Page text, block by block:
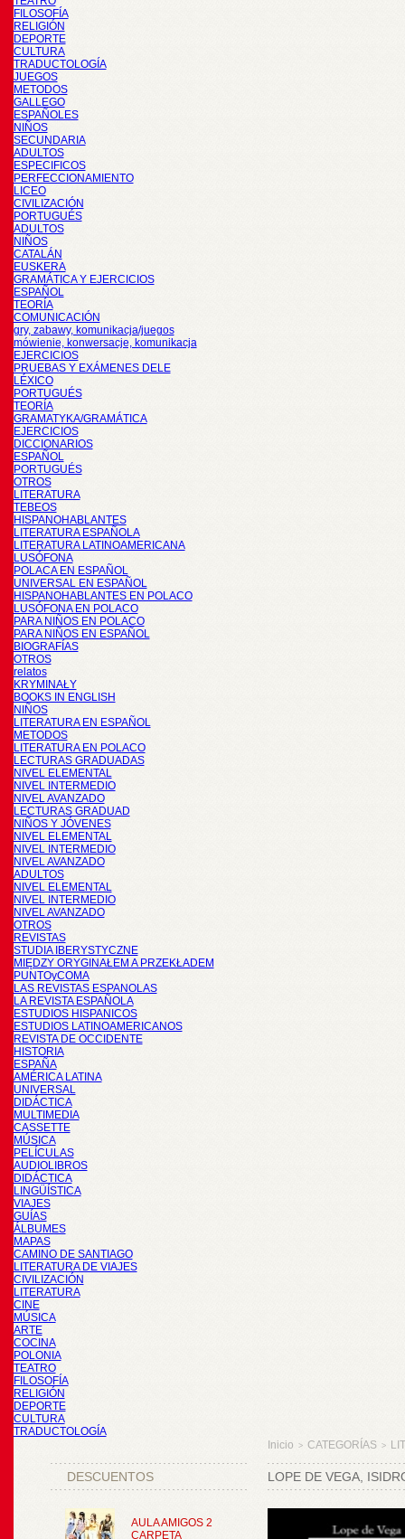
FILOSOFÍA
RELIGIÓN
DEPORTE
CULTURA
TRADUCTOLOGÍA
JUEGOS
METODOS
GALLEGO
ESPAÑOLES
NIÑOS
SECUNDARIA
ADULTOS
ESPECIFICOS
PERFECCIONAMIENTO
LICEO
CIVILIZACIÓN
PORTUGUÉS
ADULTOS
NIÑOS
CATALÁN
EUSKERA
GRAMÁTICA Y EJERCICIOS
ESPAÑOL
TEORÍA
COMUNICACIÓN
gry, zabawy, komunikacja/juegos
mówienie, konwersacje, komunikacja
EJERCICIOS
PRUEBAS Y EXÁMENES DELE
LÉXICO
PORTUGUÉS
TEORÍA
GRAMATYKA/GRAMÁTICA
EJERCICIOS
DICCIONARIOS
ESPAÑOL
PORTUGUÉS
OTROS
LITERATURA
TEBEOS
HISPANOHABLANTES
LITERATURA ESPAÑOLA
LITERATURA LATINOAMERICANA
LUSÓFONA
POLACA EN ESPAÑOL
UNIVERSAL EN ESPAÑOL
HISPANOHABLANTES EN POLACO
LUSÓFONA EN POLACO
PARA NIÑOS EN POLACO
PARA NIÑOS EN ESPAÑOL
BIOGRAFÍAS
OTROS
relatos
KRYMINAŁY
BOOKS IN ENGLISH
NIÑOS
LITERATURA EN ESPAÑOL
METODOS
LITERATURA EN POLACO
LECTURAS GRADUADAS
NIVEL ELEMENTAL
NIVEL INTERMEDIO
NIVEL AVANZADO
LECTURAS GRADUAD
NIÑOS Y JÓVENES
NIVEL ELEMENTAL
NIVEL INTERMEDIO
NIVEL AVANZADO
ADULTOS
NIVEL ELEMENTAL
NIVEL INTERMEDIO
NIVEL AVANZADO
OTROS
REVISTAS
STUDIA IBERYSTYCZNE
MIĘDZY ORYGINAŁEM A PRZEKŁADEM
PUNTOyCOMA
LAS REVISTAS ESPANOLAS
LA REVISTA ESPAÑOLA
ESTUDIOS HISPANICOS
ESTUDIOS LATINOAMERICANOS
REVISTA DE OCCIDENTE
HISTORIA
ESPAÑA
AMÉRICA LATINA
UNIVERSAL
DIDÁCTICA
MULTIMEDIA
CASSETTE
MÚSICA
PELÍCULAS
AUDIOLIBROS
DIDÁCTICA
LINGÜÍSTICA
VIAJES
GUÍAS
ÁLBUMES
MAPAS
CAMINO DE SANTIAGO
LITERATURA DE VIAJES
CIVILIZACIÓN
LITERATURA
CINE
MÚSICA
ARTE
COCINA
POLONIA
TEATRO
FILOSOFÍA
RELIGIÓN
DEPORTE
CULTURA
TRADUCTOLOGÍA
DESCUENTOS
AULA AMIGOS 2
CARPETA
Inicio > CATEGORÍAS >
LOPE DE VEGA,